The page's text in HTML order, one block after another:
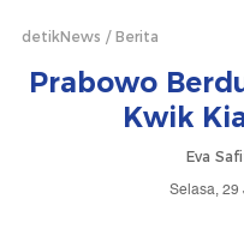
detikNews Berita
Prabowo
Kwik
Eva
Selasa, 29